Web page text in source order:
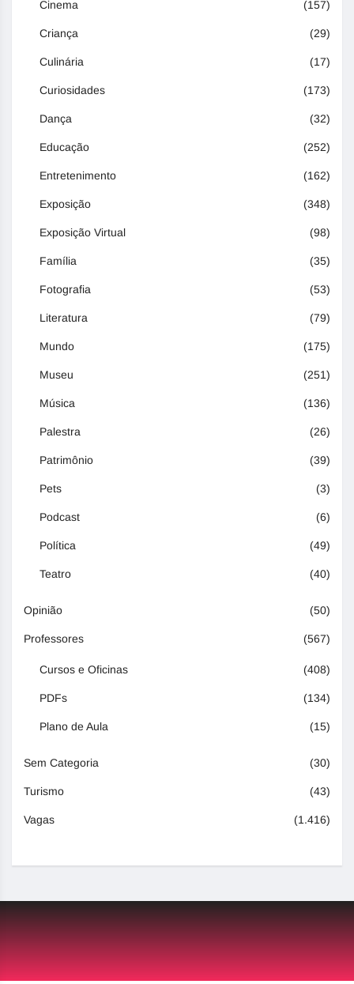
Cinema (157)
Criança (29)
Culinária (17)
Curiosidades (173)
Dança (32)
Educação (252)
Entretenimento (162)
Exposição (348)
Exposição Virtual (98)
Família (35)
Fotografia (53)
Literatura (79)
Mundo (175)
Museu (251)
Música (136)
Palestra (26)
Patrimônio (39)
Pets (3)
Podcast (6)
Política (49)
Teatro (40)
Opinião (50)
Professores (567)
Cursos e Oficinas (408)
PDFs (134)
Plano de Aula (15)
Sem Categoria (30)
Turismo (43)
Vagas (1.416)